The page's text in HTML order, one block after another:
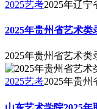
2025艺考2025年辽宁
2025年贵州省艺术
2025年贵州省艺术
2025艺考2025年贵